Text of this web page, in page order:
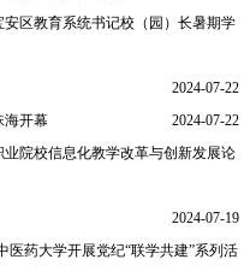
区教育系统书记校（园）长暑期学
2024-07-22
海开幕
2024-07-22
院校信息化教学改革与创新发展论
2024-07-19
药大学开展党纪“联学共建”系列活